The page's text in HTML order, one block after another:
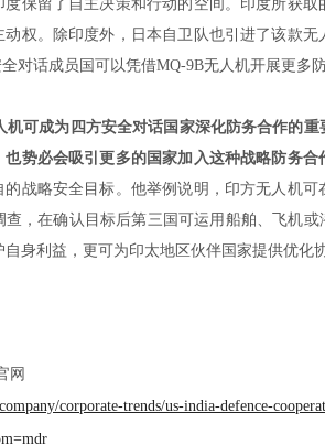
保留了自主决策和行动的空间。印度所获
权。除印度外，日本自卫队也引进了该款
对话成员国可以凭借MQ-9B无人机开展更多
机可成为四方安全对话国家深化防务合作的
势必会吸引更多的国家加入这种战略防务合
战略安全目标。他举例说明，印方无人机
，在确认目标后第三国可运用船舶、飞机或
身利益，更可为印太地区伙伴国家提供优化
网
corporate-trends/us-india-defence-